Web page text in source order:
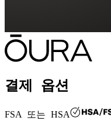
페어링 지원
링이 케이스에 있
최대 5회 링 충전
결제 옵션
FSA 또는 HSA